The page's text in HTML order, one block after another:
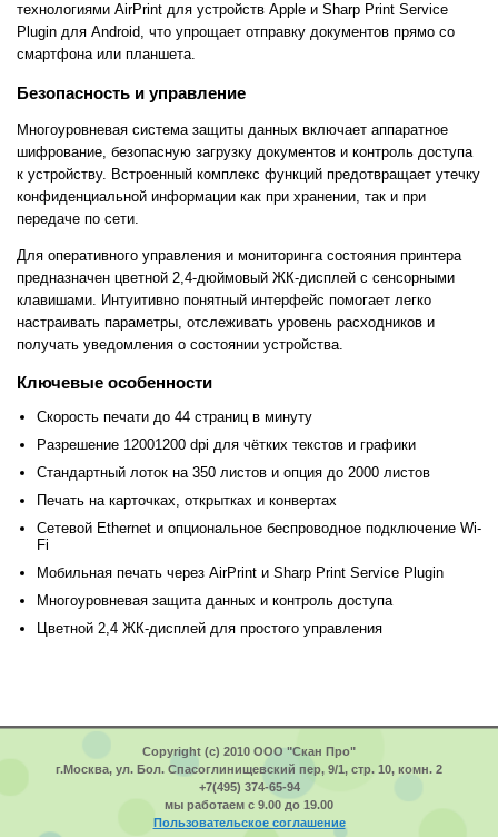
технологиями AirPrint для устройств Apple и Sharp Print Service
Plugin для Android, что упрощает отправку документов прямо со
смартфона или планшета.
Безопасность и управление
Многоуровневая система защиты данных включает аппаратное
шифрование, безопасную загрузку документов и контроль доступа
к устройству. Встроенный комплекс функций предотвращает утечку
конфиденциальной информации как при хранении, так и при
передаче по сети.
Для оперативного управления и мониторинга состояния принтера
предназначен цветной 2,4-дюймовый ЖК-дисплей с сенсорными
клавишами. Интуитивно понятный интерфейс помогает легко
настраивать параметры, отслеживать уровень расходников и
получать уведомления о состоянии устройства.
Ключевые особенности
Скорость печати до 44 страниц в минуту
Разрешение 12001200 dpi для чётких текстов и графики
Стандартный лоток на 350 листов и опция до 2000 листов
Печать на карточках, открытках и конвертах
Сетевой Ethernet и опциональное беспроводное подключение Wi-
Fi
Мобильная печать через AirPrint и Sharp Print Service Plugin
Многоуровневая защита данных и контроль доступа
Цветной 2,4 ЖК-дисплей для простого управления
Copyright (c) 2010 ООО "Скан Про"
г.Москва, ул. Бол. Спасоглинищевский пер, 9/1, стр. 10, комн. 2
+7(495) 374-65-94
мы работаем с 9.00 до 19.00
Пользовательское соглашение